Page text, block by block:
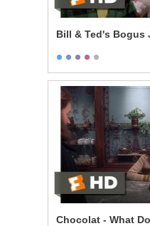
Bill & Ted's Bogus
Chocolat - What